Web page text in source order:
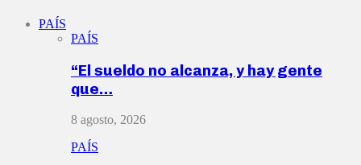
PAÍS
PAÍS
“El sueldo no alcanza, y hay gente
que…
8 agosto, 2026
PAÍS